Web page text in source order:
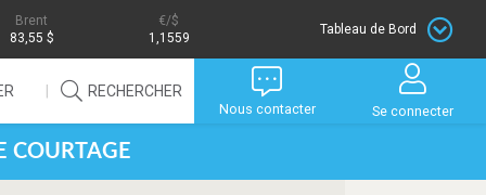
Brent
83,55 $
/$
1,1559
Tableau de Bord
RECHERCHER
Nous contacter Se connecter
COURTAGE